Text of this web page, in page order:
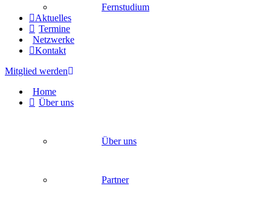
Fernstudium
Aktuelles
Termine
Netzwerke
Kontakt
Mitglied werden
Home
Über uns
Über uns
Partner